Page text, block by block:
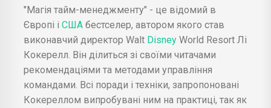
"Магія тайм-менеджменту" - це відомий в
Європі і США бестселер, автором якого став
виконавчий директор Walt Disney World Resort Лі
Кокерелл. Він ділиться зі своїми читачами
рекомендаціями та методами управління
командами. Всі поради і техніки, запропоновані
Кокереллом випробувані ним на практиці, так як